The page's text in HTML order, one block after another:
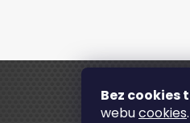
Bez cookies
webucookies.
O nás